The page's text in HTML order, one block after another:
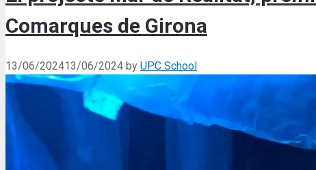
Comarques de Girona
13/06/202413/06/2024 by UPC School